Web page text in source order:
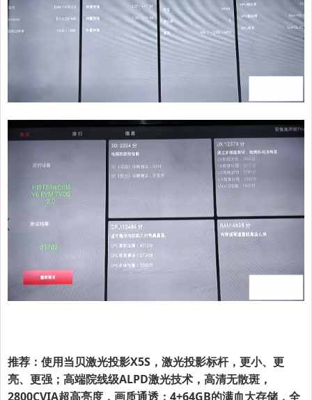
推荐：使用当贝激光投影X5S，激光投影标杆，更小、更
亮、更强；高端院线级ALPD激光技术，高清无散斑，
2800CVIA超高亮度，画质通透；4+64GB的满血大存储，全